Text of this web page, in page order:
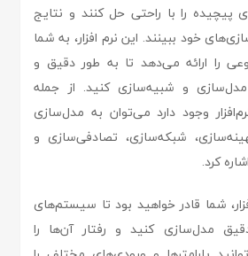
پیچیده را با راحتی حل کنند و نتایج
خود ببینند. این نرم افزار، به شما
را ارائه می‌دهد تا به طور دقیق و
و شبیه‌سازی کنید. از جمله
وجود دارد می‌توان به مدل‌سازی
شبکه‌سازی، تصادفی‌سازی و
کرد.
شما قادر خواهید بود تا سیستم‌های
مدل‌سازی کنید و رفتار آن‌ها را